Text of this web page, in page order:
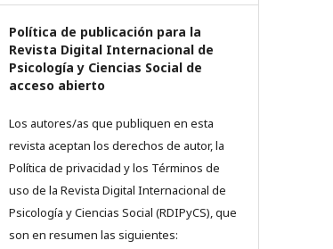
Política de publicación para la
Revista Digital Internacional de
Psicología y Ciencias Social de
acceso abierto
Los autores/as que publiquen en esta
revista aceptan los derechos de autor, la
Política de privacidad y los Términos de
uso de la Revista Digital Internacional de
Psicología y Ciencias Social (RDIPyCS), que
son en resumen las siguientes: